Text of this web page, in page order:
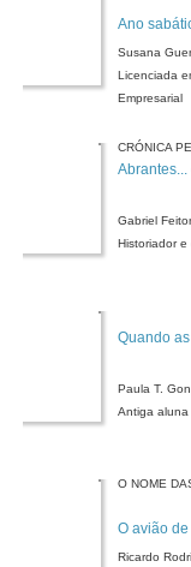
Ano
Susana
Licenciada
Empresarial
CRÓNICA
Gabriel Feitor
Historiador e
Quando
Paula T.
Antiga aluna
O NOME
O avião
Ricardo